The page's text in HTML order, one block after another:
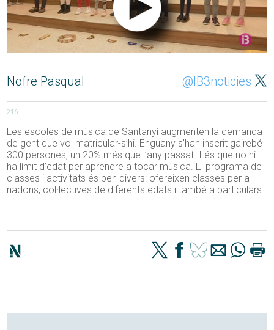
Nofre Pasqual @IB3noticies
216
Les escoles de música de Santanyí augmenten la demanda
de gent que vol matricular-s’hi. Enguany s’han inscrit gairebé
300 persones, un 20% més que l’any passat. I és que no hi
ha límit d’edat per aprendre a tocar música. El programa de
classes i activitats és ben divers: ofereixen classes per a
nadons, col·lectives de diferents edats i també a particulars.